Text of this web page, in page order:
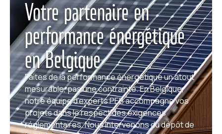
Votre partenaire en
performance énergétique
en Belgique
Faites de la performance énergétique un atout
mesurable, pas une contrainte. En Belgique,
notre équipe d’experts PEB accompagne vos
projets dans le respect des exigences
réglementaires. Nous intervenons du dépôt de